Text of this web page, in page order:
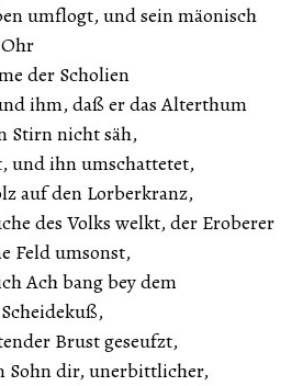
umflogt, und sein mäonisch
Ohr
der Scholien
ihm, daß er das Alterthum
nicht säh,
und ihn umschattetet,
den Lorberkranz,
des Volks welkt, der Eroberer
umsonst,
Ach bang bey dem
Scheidekuß,
Brust geseufzt,
Sohn dir, unerbittlicher,